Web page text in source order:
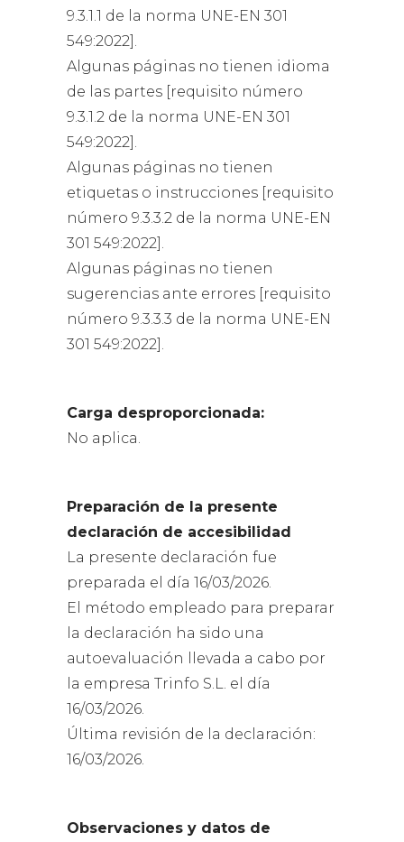
9.3.1.1 de la norma UNE-EN 301
549:2022].
Algunas páginas no tienen idioma
de las partes [requisito número
9.3.1.2 de la norma UNE-EN 301
549:2022].
Algunas páginas no tienen
etiquetas o instrucciones [requisito
número 9.3.3.2 de la norma UNE-EN
301 549:2022].
Algunas páginas no tienen
sugerencias ante errores [requisito
número 9.3.3.3 de la norma UNE-EN
301 549:2022].
Carga desproporcionada:
No aplica.
Preparación de la presente
declaración de accesibilidad
La presente declaración fue
preparada el día 16/03/2026.
El método empleado para preparar
la declaración ha sido una
autoevaluación llevada a cabo por
la empresa Trinfo S.L. el día
16/03/2026.
Última revisión de la declaración:
16/03/2026.
Observaciones y datos de